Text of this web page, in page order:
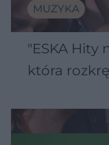
MUZYKA
"ESKA Hity
która